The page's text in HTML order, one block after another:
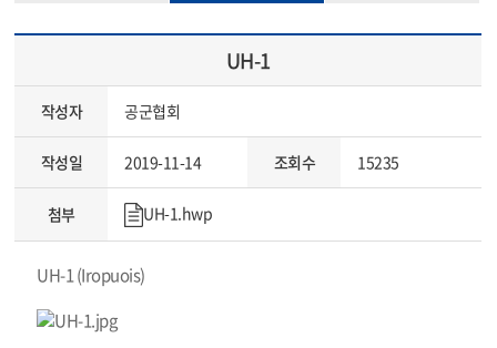
UH-1
작성자 공군협회
작성일 2019-11-14 조회수 15235
첨부 UH-1.hwp
UH-1 (Iropuois)